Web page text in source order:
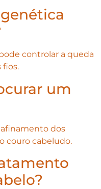
controlar a queda
fios.
um
dos
couro cabeludo.